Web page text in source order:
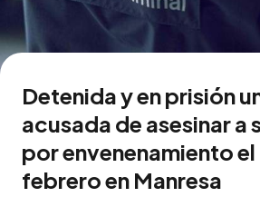
Detenida y en prisión
acusada de asesinar a
por envenenamiento
febrero en Manresa